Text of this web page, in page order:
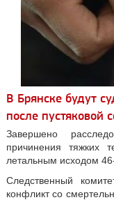
В Брянске будут
после пустяковой
Завершено
причинения тяжких
летальным исходом
Следственный
конфликт со